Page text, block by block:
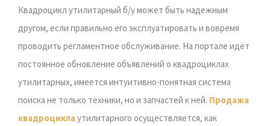
Квадроцикл утилитарный б/у может быть надежным
другом, если правильно его эксплуатировать и вовремя
проводить регламентное обслуживание. На портале идет
постоянное обновление объявлений о квадроциклах
утилитарных, имеется интуитивно-понятная система
поиска не только техники, но и запчастей к ней. Продажа
квадроциклаутилитарного осуществляется, как